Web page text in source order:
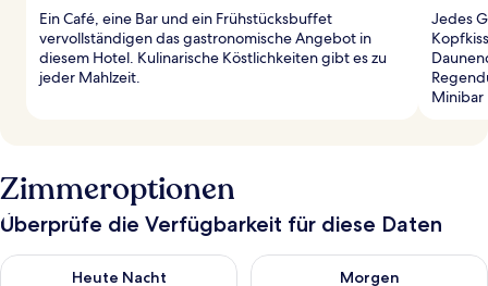
Ein Café, eine Bar und ein Frühstücksbuffet
vervollständigen das gastronomische Angebot in
diesem Hotel. Kulinarische Köstlichkeiten gibt es zu
jeder Mahlzeit.
Jedes
Zimmeroptionen
Überprüfe die Verfügbarkeit für diese Daten
Heute Nacht
Überprüfe die Verfügbarkeit für heute Nacht, Aug. 9 - Aug.
Morgen
Überprüfe die Verfügbarkeit